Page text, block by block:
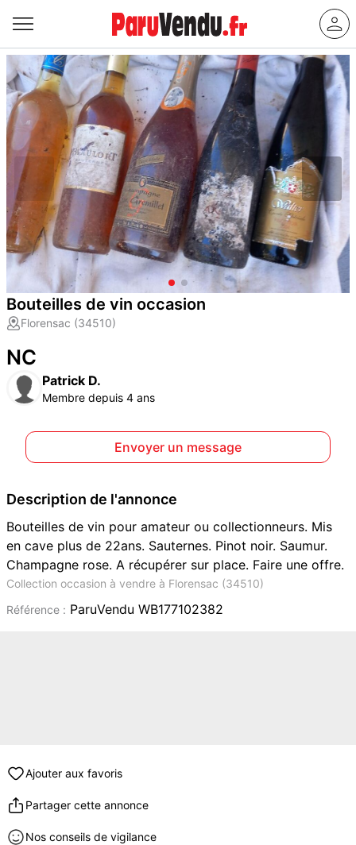
Bouteilles de vin occasion
Florensac (34510)
NC
Patrick D.
Membre depuis 4 ans
Envoyer un message
Description de l'annonce
Bouteilles de vin pour amateur ou collectionneurs. Mis
en cave plus de 22ans. Sauternes. Pinot noir. Saumur.
Champagne rose. A récupérer sur place. Faire une offre.
Collection occasion à vendre à Florensac (34510)
Référence : ParuVendu WB177102382
Ajouter aux favoris
Partager cette annonce
Nos conseils de vigilance